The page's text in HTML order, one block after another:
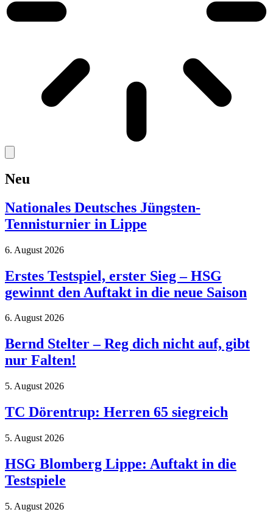
Neu
Nationales Deutsches Jüngsten-
Tennisturnier in Lippe
6. August 2026
Erstes Testspiel, erster Sieg – HSG
gewinnt den Auftakt in die neue Saison
6. August 2026
Bernd Stelter – Reg dich nicht auf, gibt
nur Falten!
5. August 2026
TC Dörentrup: Herren 65 siegreich
5. August 2026
HSG Blomberg Lippe: Auftakt in die
Testspiele
5. August 2026